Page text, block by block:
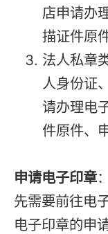
店申请办
描证件原
法人私章
人身份证
请办理电
件原件、
申请电子印章
先需要前往电
电子印章的申